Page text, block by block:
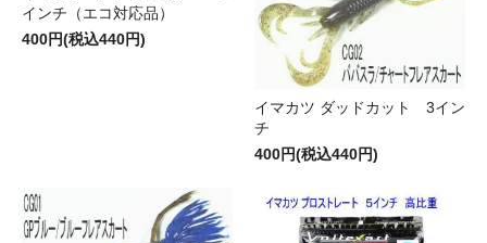
インチ（エコ対応品）
400円(税込440円)
イマカツ ダッドカット 3イン
チ
400円(税込440円)